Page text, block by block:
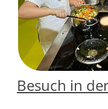
Besuch in